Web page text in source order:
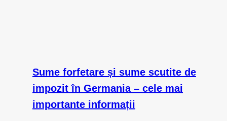
Sume forfetare și sume scutite de
impozit în Germania – cele mai
importante informații